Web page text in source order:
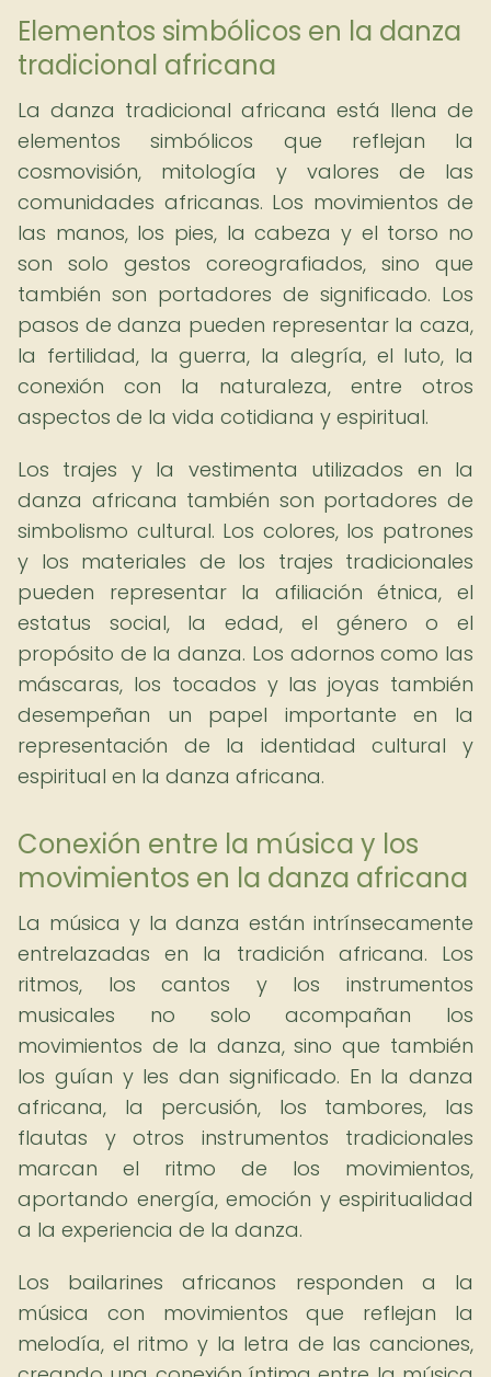
Elementos simbólicos en la danza
tradicional africana
La danza tradicional africana está llena de
elementos simbólicos que reflejan la
cosmovisión, mitología y valores de las
comunidades africanas. Los movimientos de
las manos, los pies, la cabeza y el torso no
son solo gestos coreografiados, sino que
también son portadores de significado. Los
pasos de danza pueden representar la caza,
la fertilidad, la guerra, la alegría, el luto, la
conexión con la naturaleza, entre otros
aspectos de la vida cotidiana y espiritual.
Los trajes y la vestimenta utilizados en la
danza africana también son portadores de
simbolismo cultural. Los colores, los patrones
y los materiales de los trajes tradicionales
pueden representar la afiliación étnica, el
estatus social, la edad, el género o el
propósito de la danza. Los adornos como las
máscaras, los tocados y las joyas también
desempeñan un papel importante en la
representación de la identidad cultural y
espiritual en la danza africana.
Conexión entre la música y los
movimientos en la danza africana
La música y la danza están intrínsecamente
entrelazadas en la tradición africana. Los
ritmos, los cantos y los instrumentos
musicales no solo acompañan los
movimientos de la danza, sino que también
los guían y les dan significado. En la danza
africana, la percusión, los tambores, las
flautas y otros instrumentos tradicionales
marcan el ritmo de los movimientos,
aportando energía, emoción y espiritualidad
a la experiencia de la danza.
Los bailarines africanos responden a la
música con movimientos que reflejan la
melodía, el ritmo y la letra de las canciones,